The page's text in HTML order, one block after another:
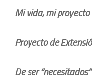
Mi vida, mi proyecto
Proyecto de
De ser